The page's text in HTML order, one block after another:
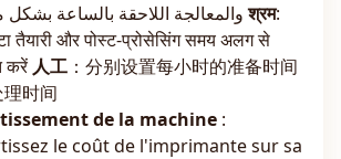
والمعالجة اللاحقة بالساعة بشكل منفصلश्रम:
तैयारी और पोस्ट-प्रोसेसिंग समय अलग से
करें 人工 ：分别设置每小时的准备时间
时间
de la machine :
le coût de l'imprimante sur sa